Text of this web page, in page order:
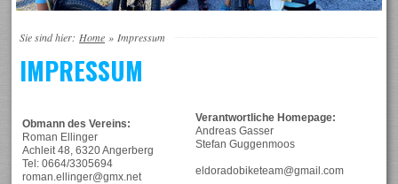
Sie sind hier: Home » Impressum
IMPRESSUM
Obmann des Vereins:
Roman Ellinger
Achleit 48, 6320 Angerberg
Tel: 0664/3305694
roman.ellinger@gmx.net
Verantwortliche Homepage:
Andreas Gasser
Stefan Guggenmoos
eldoradobiketeam@gmail.com